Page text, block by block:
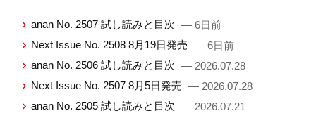
anan No. 2507 試し読みと目次 — 6日前
Next Issue No. 2508 8月19日発売 — 6日前
anan No. 2506 試し読みと目次 — 2026.07.28
Next Issue No. 2507 8月5日発売 — 2026.07.28
anan No. 2505 試し読みと目次 — 2026.07.21